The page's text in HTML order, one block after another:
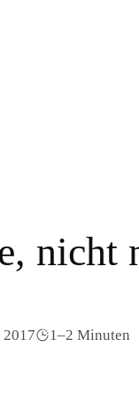
2017 1–2 Minuten